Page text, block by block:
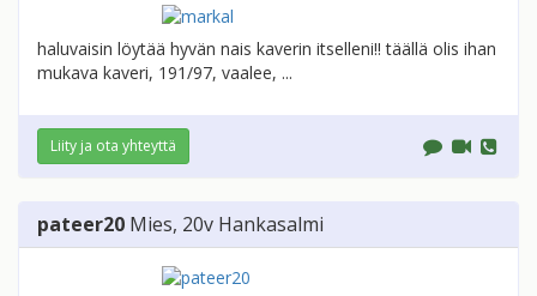
haluvaisin löytää hyvän nais kaverin itselleni!! täällä olis ihan
mukava kaveri, 191/97, vaalee, ...
Liity ja ota yhteyttä
pateer20 Mies, 20v Hankasalmi